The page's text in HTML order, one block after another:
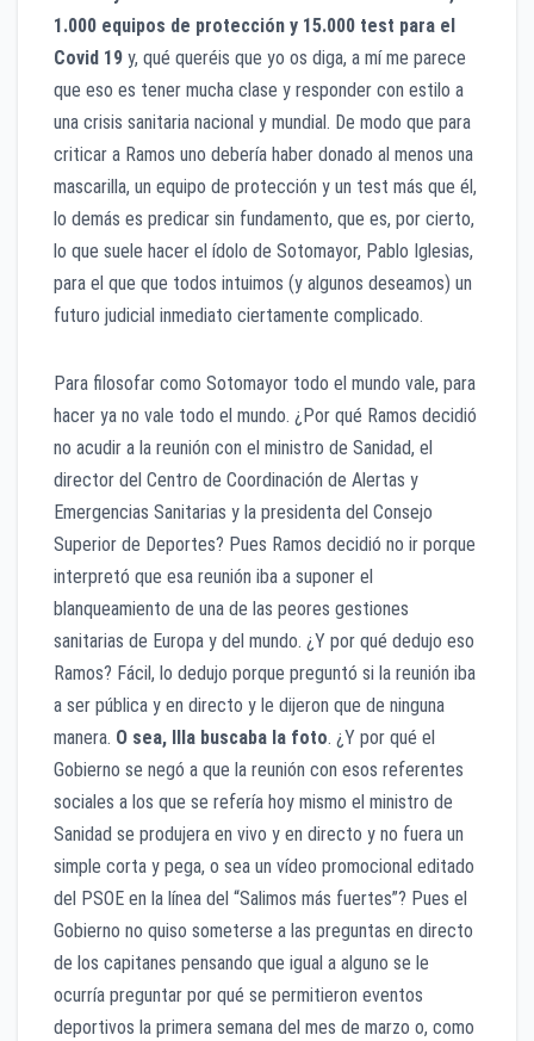
1.000 equipos de protección y 15.000 test para el
Covid 19 y, qué queréis que yo os diga, a mí me parece
que eso es tener mucha clase y responder con estilo a
una crisis sanitaria nacional y mundial. De modo que para
criticar a Ramos uno debería haber donado al menos una
mascarilla, un equipo de protección y un test más que él,
lo demás es predicar sin fundamento, que es, por cierto,
lo que suele hacer el ídolo de Sotomayor, Pablo Iglesias,
para el que que todos intuimos (y algunos deseamos) un
futuro judicial inmediato ciertamente complicado.
Para filosofar como Sotomayor todo el mundo vale, para
hacer ya no vale todo el mundo. ¿Por qué Ramos decidió
no acudir a la reunión con el ministro de Sanidad, el
director del Centro de Coordinación de Alertas y
Emergencias Sanitarias y la presidenta del Consejo
Superior de Deportes? Pues Ramos decidió no ir porque
interpretó que esa reunión iba a suponer el
blanqueamiento de una de las peores gestiones
sanitarias de Europa y del mundo. ¿Y por qué dedujo eso
Ramos? Fácil, lo dedujo porque preguntó si la reunión iba
a ser pública y en directo y le dijeron que de ninguna
manera. O sea, Illa buscaba la foto. ¿Y por qué el
Gobierno se negó a que la reunión con esos referentes
sociales a los que se refería hoy mismo el ministro de
Sanidad se produjera en vivo y en directo y no fuera un
simple corta y pega, o sea un vídeo promocional editado
del PSOE en la línea del “Salimos más fuertes”? Pues el
Gobierno no quiso someterse a las preguntas en directo
de los capitanes pensando que igual a alguno se le
ocurría preguntar por qué se permitieron eventos
deportivos la primera semana del mes de marzo o, como